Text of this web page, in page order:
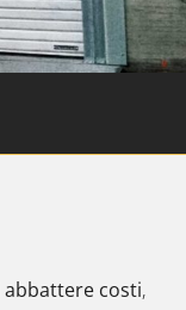
abbattere costi,